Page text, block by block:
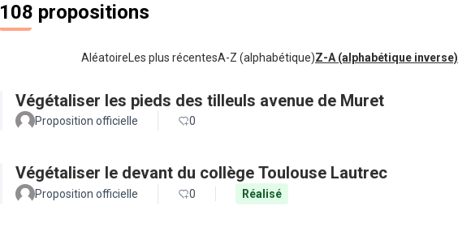
108 propositions
Aléatoire Les plus récentesA-Z (alphabétique)Z-A (alphabétique inverse)
Végétaliser les pieds des tilleuls avenue de Muret
Proposition officielle 0
Végétaliser le devant du collège Toulouse Lautrec
Proposition officielle 0 Réalisé